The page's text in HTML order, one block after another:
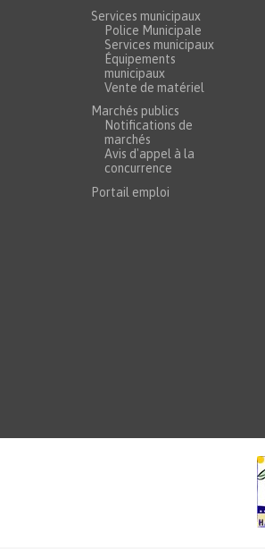
Services municipaux
Police Municipale
Services municipaux
Équipements
municipaux
Vente de matériel
Marchés publics
Notifications de
marchés
Avis d'appel à la
concurrence
Portail emploi